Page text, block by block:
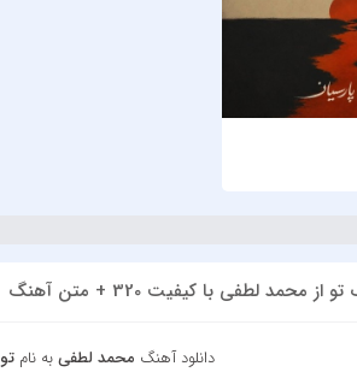
محمد لطفی با کیفیت 320 + متن آهنگ
دانلود آهنگ محمد لطفیبه نام تو